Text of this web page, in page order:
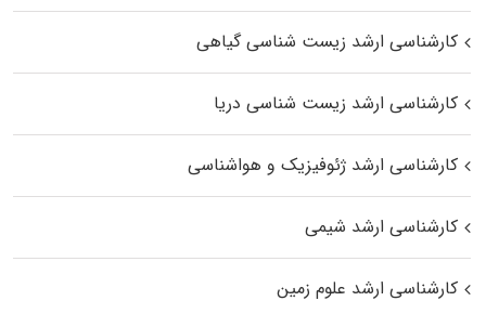
کارشناسی ارشد زیست‌ شناسی گیاهی
کارشناسی ارشد زیست‌ شناسی دریا
کارشناسی ارشد ژئوفیزیک و هواشناسی
کارشناسی ارشد شیمی
کارشناسی ارشد علوم زمین